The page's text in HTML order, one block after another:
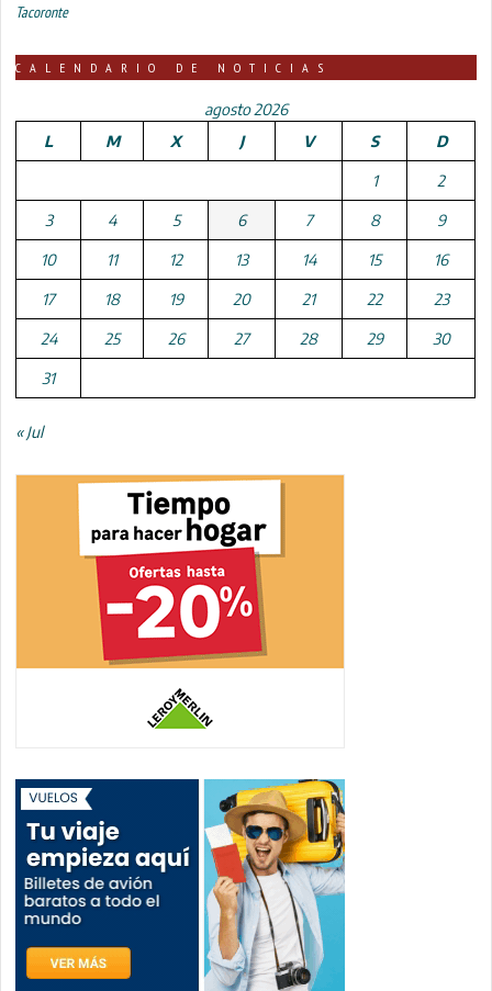
Tacoronte
CALENDARIO DE NOTICIAS
agosto 2026
L
M X J V S D
1 2
3 4 5 6 7 8 9
10 11 12 13 14 15 16
17 18 19 20 21 22 23
24 25 26 27 28 29 30
31
« Jul